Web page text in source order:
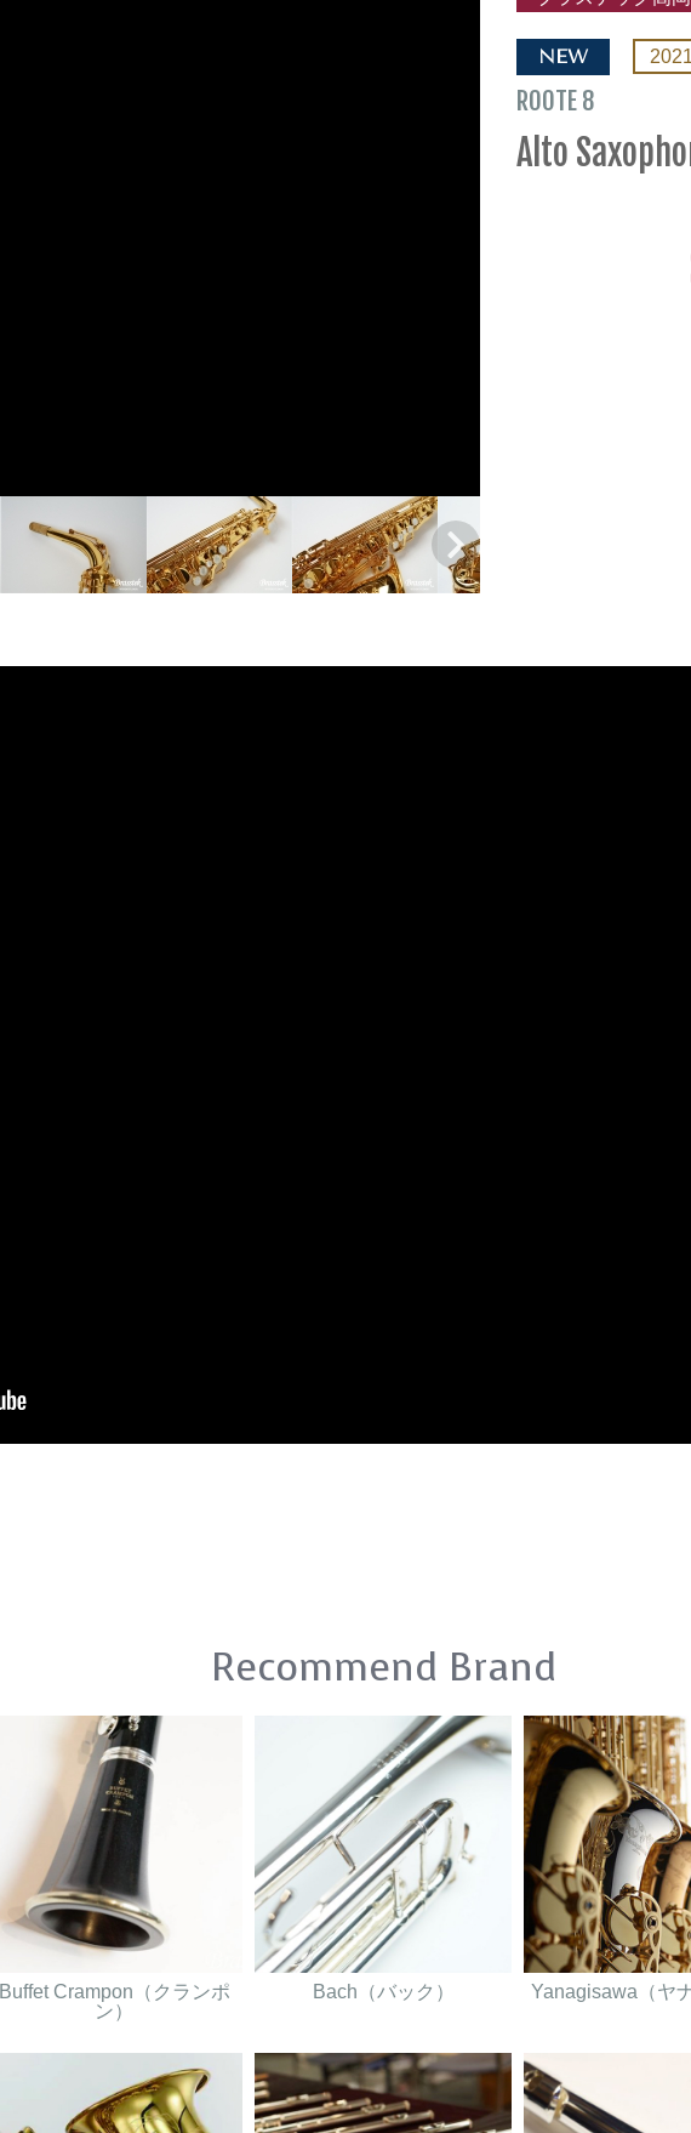
NEW 2021
ROOTE 8
Alto
Recommend Brand
Buffet Crampon（クランポ
ン）
Bach（バック） Yanagisawa（ヤ